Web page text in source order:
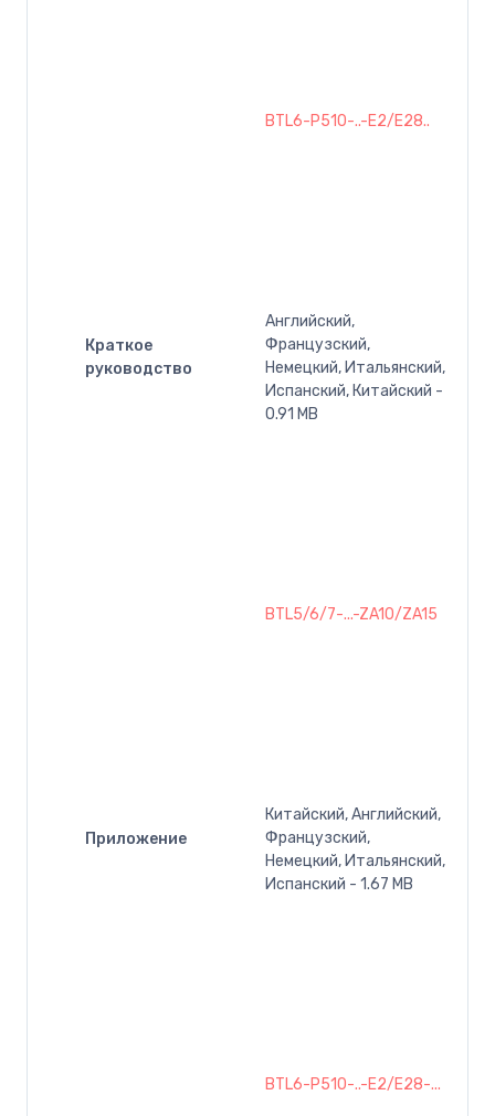
Краткое
руководство
BTL6-P510-..-E2/E28..
Английский,
Французский,
Немецкий, Итальянский,
Испанский, Китайский -
0.91 MB
Приложение
BTL5/6/7-...-ZA10/ZA15
Китайский, Английский,
Французский,
Немецкий, Итальянский,
Испанский - 1.67 MB
BTL6-P510-..-E2/E28-...